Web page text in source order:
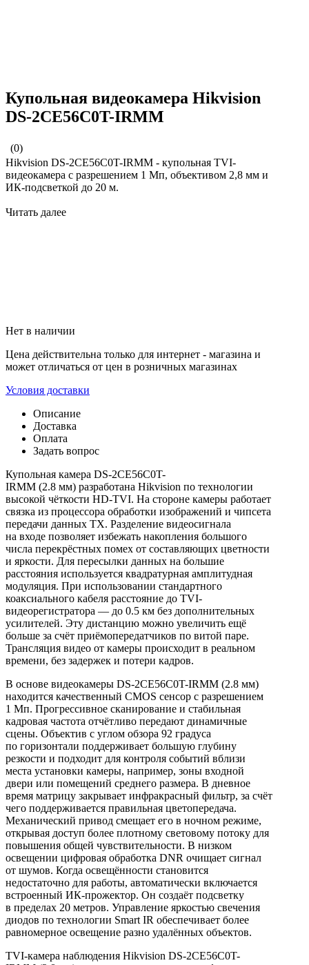
Купольная видеокамера Hikvision
DS-2CE56C0T-IRMM
(0)
Hikvision DS-2CE56C0T-IRMM - купольная TVI-
видеокамера с разрешением 1 Мп, объективом 2,8 мм и
ИК-подсветкой до 20 м.
Читать далее
Нет в наличии
Цена действительна только для интернет - магазина и
может отличаться от цен в розничных магазинах
Условия доставки
Описание
Доставка
Оплата
Задать вопрос
Купольная камера DS-2CE56C0T-
IRMM (2.8 мм) разработана Hikvision по технологии
высокой чёткости HD-TVI. На стороне камеры работает
связка из процессора обработки изображений и чипсета
передачи данных TX. Разделение видеосигнала
на входе позволяет избежать накопления большого
числа перекрёстных помех от составляющих цветности
и яркости. Для пересылки данных на большие
расстояния используется квадратурная амплитудная
модуляция. При использовании стандартного
коаксиального кабеля расстояние до TVI-
видеорегистратора — до 0.5 км без дополнительных
усилителей. Эту дистанцию можно увеличить ещё
больше за счёт приёмопередатчиков по витой паре.
Трансляция видео от камеры происходит в реальном
времени, без задержек и потери кадров.
В основе видеокамеры DS-2CE56C0T-IRMM (2.8 мм)
находится качественный CMOS сенсор с разрешением
1 Мп. Прогрессивное сканирование и стабильная
кадровая частота отчётливо передают динамичные
сцены. Объектив с углом обзора 92 градуса
по горизонтали поддерживает большую глубину
резкости и подходит для контроля событий вблизи
места установки камеры, например, зоны входной
двери или помещений среднего размера. В дневное
время матрицу закрывает инфракрасный фильтр, за счёт
чего поддерживается правильная цветопередача.
Механический привод смещает его в ночном режиме,
открывая доступ более плотному световому потоку для
повышения общей чувствительности. В низком
освещении цифровая обработка DNR очищает сигнал
от шумов. Когда освещённости становится
недостаточно для работы, автоматически включается
встроенный ИК-прожектор. Он создаёт подсветку
в пределах 20 метров. Управление яркостью свечения
диодов по технологии Smart IR обеспечивает более
равномерное освещение разно удалённых объектов.
TVI-камера наблюдения Hikvision DS-2CE56C0T-